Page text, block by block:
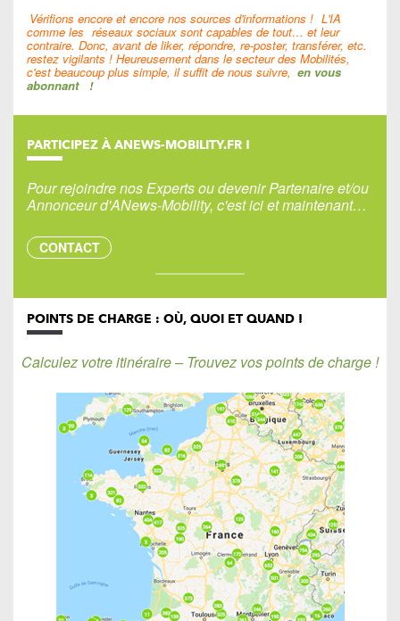
Vérifions encore et encore nos sources d'informations ! L'IA
comme les réseaux sociaux sont capables de tout… et leur
contraire. Donc, avant de liker, répondre, re-poster, transférer, etc.
restez vigilants ! Heureusement dans le secteur des Mobilités,
c'est beaucoup plus simple, il suffit de nous suivre, en vous
abonnant !
PARTICIPEZ À ANEWS-MOBILITY.FR !
Pour rejoindre nos Experts ou devenir Partenaire et/ou
Annonceur d'ANews-Mobility, c'est ici et maintenant…
CONTACT
POINTS DE CHARGE : OÙ, QUOI ET QUAND !
Calculez votre itinéraire – Trouvez vos points de charge !